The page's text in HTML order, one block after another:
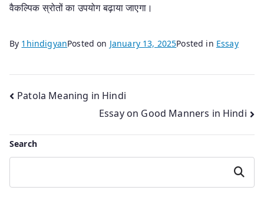
वैकल्पिक स्रोतों का उपयोग बढ़ाया जाएगा।
By 1hindigyanPosted on January 13, 2025Posted in Essay
Post
navigation
Patola Meaning in Hindi
Essay on Good Manners in Hindi
Search
Search